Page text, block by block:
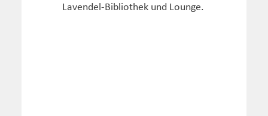
Lavendel-Bibliothek und Lounge.